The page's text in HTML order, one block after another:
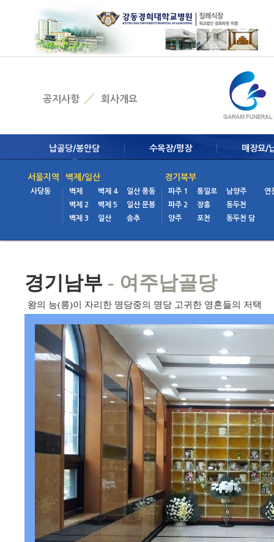
공지사항 회사개요
납골당/봉안담 수목장/평장 매장묘/
서울지역
사당동
벽제/일산
벽제
벽제 2
벽제 3
벽제 4
벽제 5
일산
일산 풍동
일산 문봉
송추
경기북부
파주 1
파주 2
양주
통일로
장흥
포천
남양주
동두천
동두천 담
연
북한강
장흥 송추
양주 소풍
경기북부
일산
양주
포천
경기 서부
강화
분당
가입비 無! 분할금 無!
이용시 장점
모든비용 100% 후불제
가람 220 실속형 가람
납골공사
납골묘조성 납골평장조성
묘지공사
묘지조성 묘지
묘지이장&묘지개장
묘지개장ㆍ화장 묘지이장&개장 하기좋은날
경기남부 - 여주납골당
왕의 능(릉)이 자리한 명당중의 명당 고귀한 영혼들의 저택